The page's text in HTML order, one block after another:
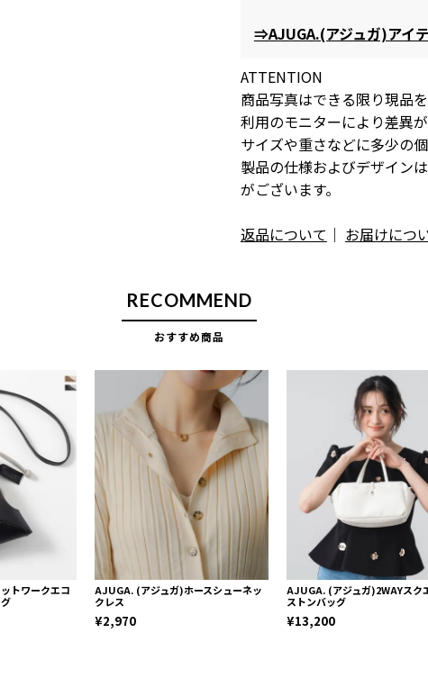
⇒AJUGA.(アジュガ)アイ
ATTENTION
商品写真はできる限り現品
利用のモニターにより差異が
サイズや重さなどに多少の
製品の仕様およびデザイン
がございます。
返品について ｜ お届けにつ
RECOMMEND
おすすめ商品
トワークエコ
AJUGA. (アジュガ)ホースシューネッ
クレス
¥2,970
AJUGA. (アジュガ)2WAYスク
ストンバッグ
¥13,200